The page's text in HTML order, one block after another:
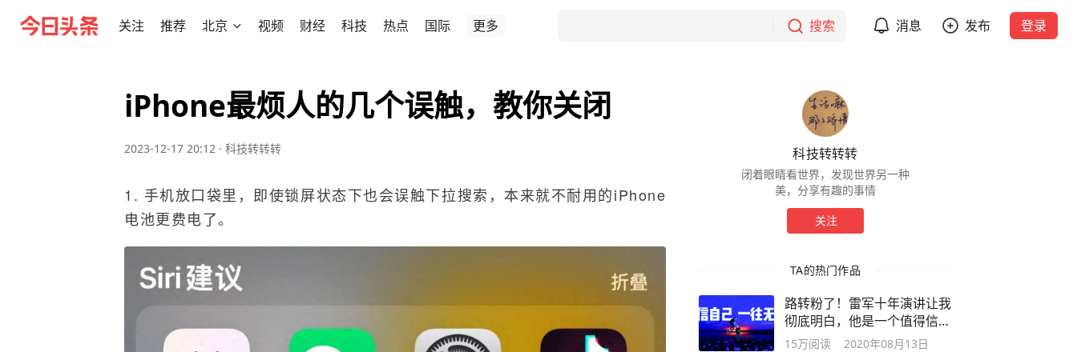
关注 推荐 北京 视频 财经 科技 热点 国际 更多 搜索 消息 发布 登录
iPhone最烦人的几个误触，教你关闭
2023-12-17 20:12 · 科技转转转
1. 手机放口袋里，即使锁屏状态下也会误触下拉搜索，本来就不耐用的iPhone
电池更费电了。
科技转转转
闭着眼睛看世界，发现世界另一种
美，分享有趣的事情
关注
TA的热门作品
路转粉了！雷军十年演讲让我
彻底明白，他是一个值得信服
的人
15万阅读 2020年08月13日